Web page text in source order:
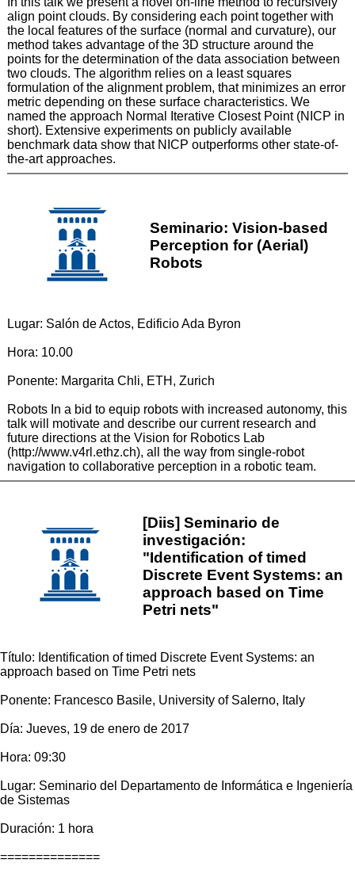
align point clouds. By considering each point together with
the local features of the surface (normal and curvature), our
method takes advantage of the 3D structure around the
points for the determination of the data association between
two clouds. The algorithm relies on a least squares
formulation of the alignment problem, that minimizes an error
metric depending on these surface characteristics. We
named the approach Normal Iterative Closest Point (NICP in
short). Extensive experiments on publicly available
benchmark data show that NICP outperforms other state-of-
the-art approaches.
Seminario: Vision-based
Perception for (Aerial)
Robots
Lugar: Salón de Actos, Edificio Ada Byron
Hora: 10.00
Ponente: Margarita Chli, ETH, Zurich
Robots In a bid to equip robots with increased autonomy, this
talk will motivate and describe our current research and
future directions at the Vision for Robotics Lab
(http://www.v4rl.ethz.ch), all the way from single-robot
navigation to collaborative perception in a robotic team.
[Diis] Seminario de
investigación:
"Identification of timed
Discrete Event Systems: an
approach based on Time
Petri nets"
Título: Identification of timed Discrete Event Systems: an
approach based on Time Petri nets
Ponente: Francesco Basile, University of Salerno, Italy
Día: Jueves, 19 de enero de 2017
Hora: 09:30
Lugar: Seminario del Departamento de Informática e Ingeniería
de Sistemas
Duración: 1 hora
==============